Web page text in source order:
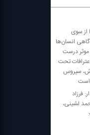
از سوی
انسان‌ها
موثر درست
تحت
سیروس
است
فرزاد
لشینی،